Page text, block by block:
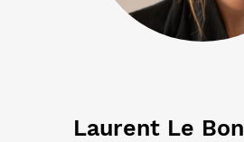
Laurent Le Bon